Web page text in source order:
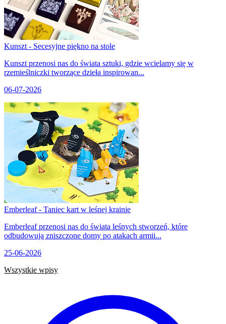
Kunszt - Secesyjne piękno na stole
Kunszt przenosi nas do świata sztuki, gdzie wcielamy się w
rzemieślniczki tworzące dzieła inspirowan...
06-07-2026
Emberleaf - Taniec kart w leśnej krainie
Emberleaf przenosi nas do świata leśnych stworzeń, które
odbudowują zniszczone domy po atakach armii...
25-06-2026
Wszystkie wpisy